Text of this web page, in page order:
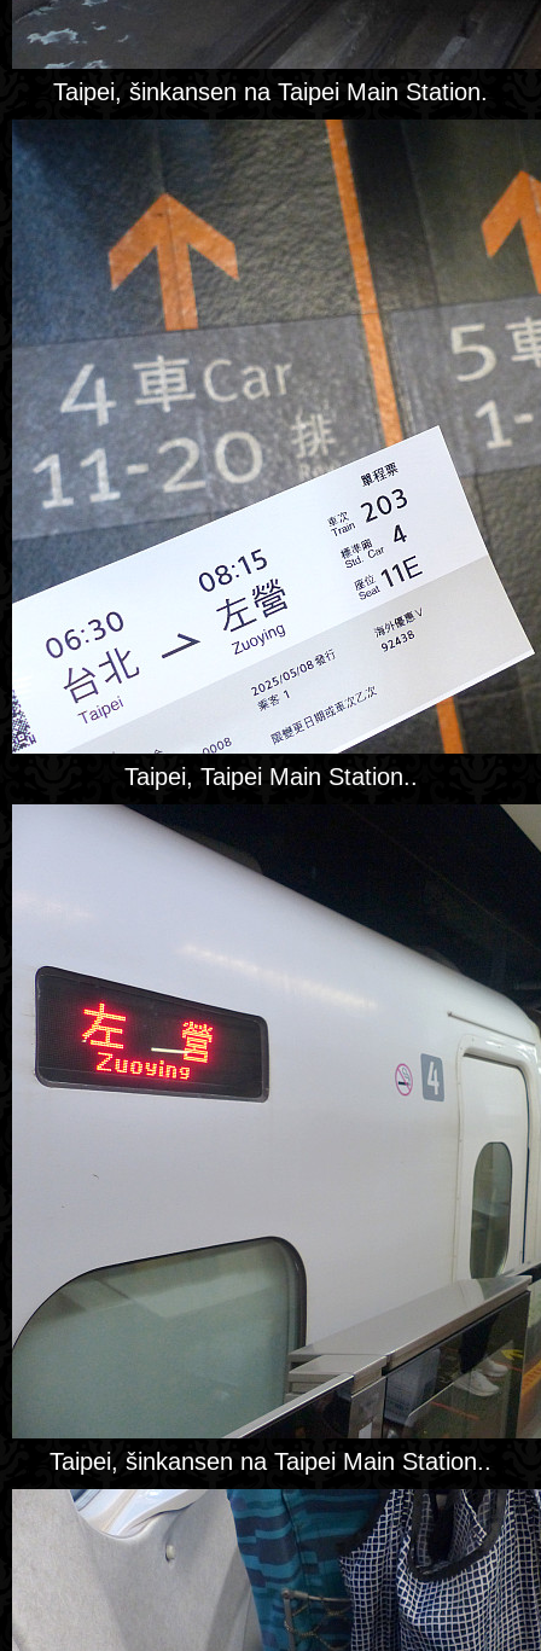
Taipei, šinkansen na Taipei Main Station.
Taipei, Taipei Main Station..
Taipei, šinkansen na Taipei Main Station..